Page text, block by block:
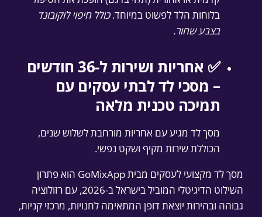
בלוחות הלד לפשוט במיוחד.כולל חיפוי לוקובונד
בצבע שחור.
✅ אחריות ושירות ל-36 חודשים
– מסכי לד לבתי עסקים עם
תמיכה טכנית מלאה
מסך לד מגיע עם אחריות מורחבת לשלוש שנים,
הכוללת שירות מקיף ושקט נפשי.
מסך לד מקצועי לעסקים מבית GoMixApp הוא פתרון
השילוט הדיגיטלי המוביל בישראל ב-2026, עם רזולוציה
גבוהה ובהירות יוצאת דופן המתאימה לחנויות, מרכזי קניות,